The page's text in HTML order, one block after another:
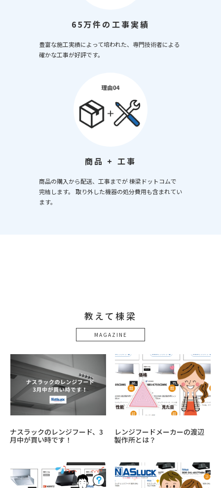
65万件の工事実績
豊富な施工実績によって培われた、専門技術者による
確かな工事が好評です。
商品 + 工事
商品の購入から配送、工事までが 棟梁ドットコムで
完結します。 取り外した機器の処分費用も含まれてい
ます。
教えて棟梁
MAGAZINE
ナスラックのレンジフード、3
月中が買い時です！
レンジフードメーカーの渡辺
製作所とは？